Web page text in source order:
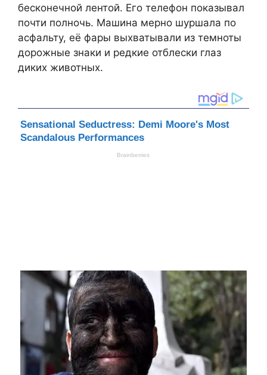
бесконечной лентой. Его телефон показывал
почти полночь. Машина мерно шуршала по
асфальту, её фары выхватывали из темноты
дорожные знаки и редкие отблески глаз
диких животных.